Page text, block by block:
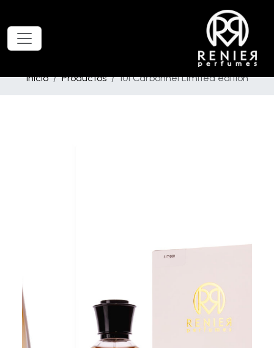
Inicio Productos 101 Carbonnel Limited edition